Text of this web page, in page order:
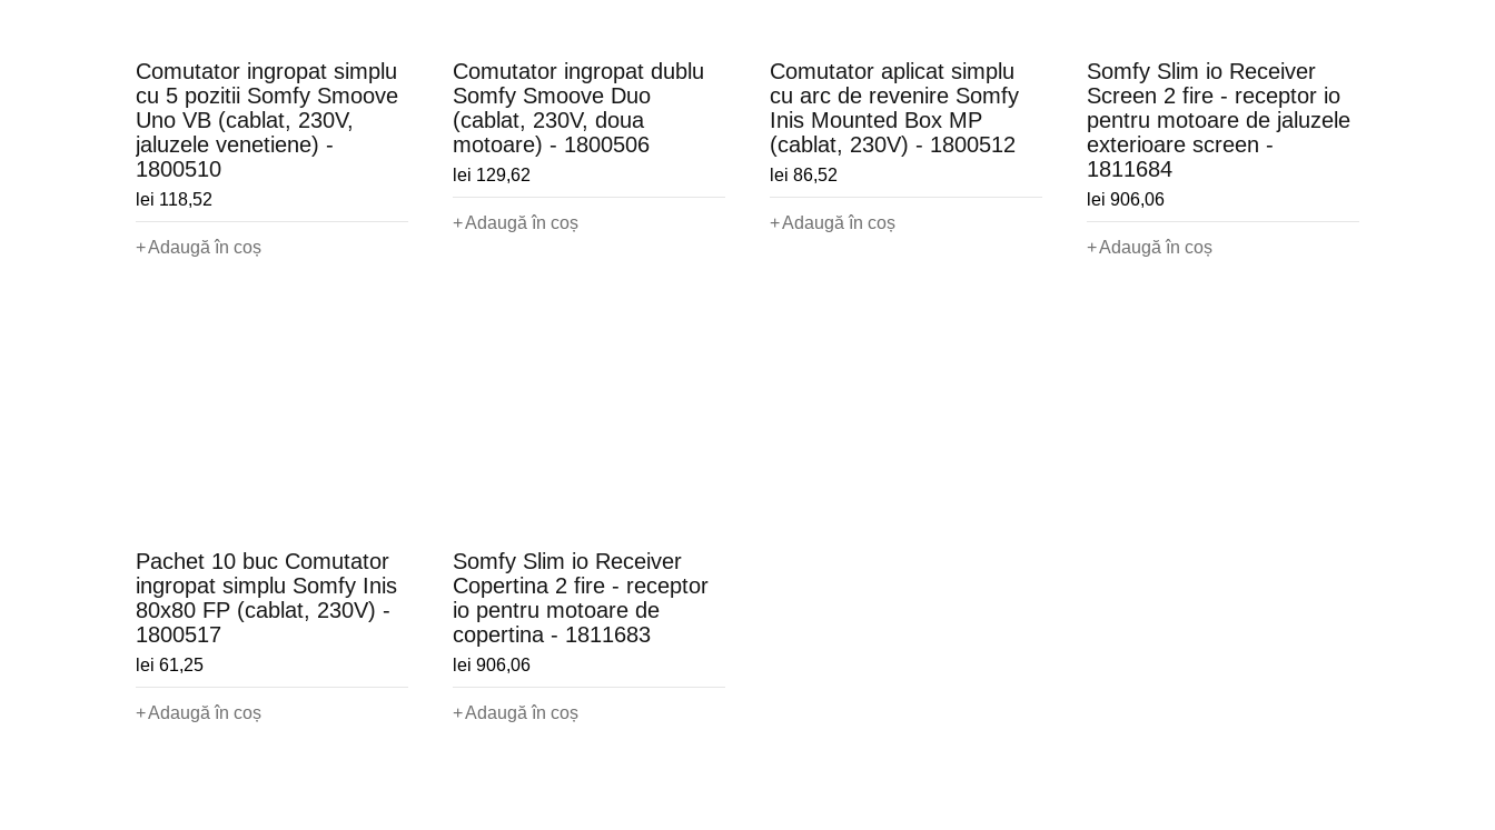
Comutator ingropat simplu
cu 5 pozitii Somfy Smoove
Uno VB (cablat, 230V,
jaluzele venetiene) -
1800510
lei 118,52
Adaugă în coș
Comutator ingropat dublu
Somfy Smoove Duo
(cablat, 230V, doua
motoare) - 1800506
lei 129,62
Adaugă în coș
Comutator aplicat simplu
cu arc de revenire Somfy
Inis Mounted Box MP
(cablat, 230V) - 1800512
lei 86,52
Adaugă în coș
Somfy Slim io Receiver
Screen 2 fire - receptor io
pentru motoare de jaluzele
exterioare screen -
1811684
lei 906,06
Adaugă în coș
Pachet 10 buc Comutator
ingropat simplu Somfy Inis
80x80 FP (cablat, 230V) -
1800517
lei 61,25
Adaugă în coș
Somfy Slim io Receiver
Copertina 2 fire - receptor
io pentru motoare de
copertina - 1811683
lei 906,06
Adaugă în coș